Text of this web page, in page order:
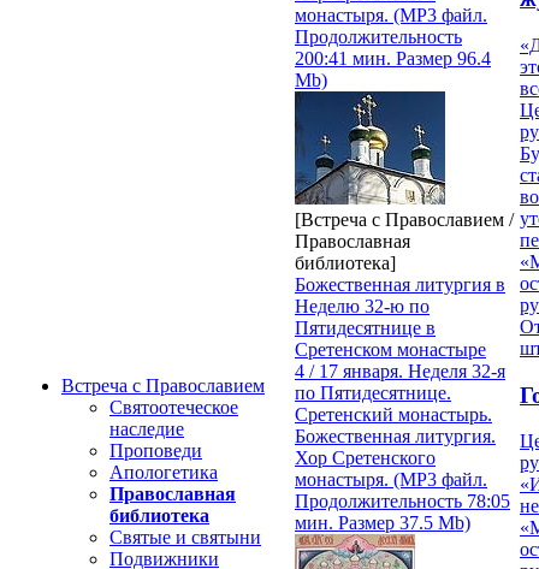
Встреча с Православием
Святоотеческое
наследие
Проповеди
Апологетика
Православная
библиотека
Святые и святыни
Подвижники
монастыря. (MP3 файл.
Продолжительность
200:41 мин. Размер 96.4
Mb)
[Встреча с Православием /
Православная
библиотека]
Божественная литургия в
Неделю 32-ю по
Пятидесятнице в
Сретенском монастыре
4 / 17 января. Неделя 32-я
по Пятидесятнице.
Сретенский монастырь.
Божественная литургия.
Хор Сретенского
монастыря. (MP3 файл.
Продолжительность 78:05
мин. Размер 37.5 Mb)